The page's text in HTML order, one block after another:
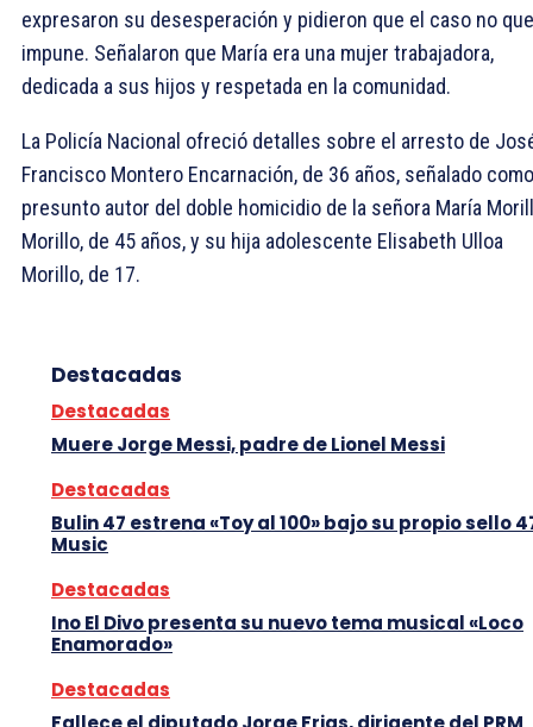
expresaron su desesperación y pidieron que el caso no
impune. Señalaron que María era una mujer trabajadora,
dedicada a sus hijos y respetada en la comunidad.
La Policía Nacional ofreció detalles sobre el arresto de
Francisco Montero Encarnación, de 36 años, señalado
presunto autor del doble homicidio de la señora María
Morillo, de 45 años, y su hija adolescente Elisabeth Ulloa
Morillo, de 17.
Destacadas
Destacadas
Muere Jorge Messi, padre de Lionel Messi
Destacadas
Bulin 47 estrena «Toy al 100» bajo su propio sello
Music
Destacadas
Ino El Divo presenta su nuevo tema musical «Loco
Enamorado»
Destacadas